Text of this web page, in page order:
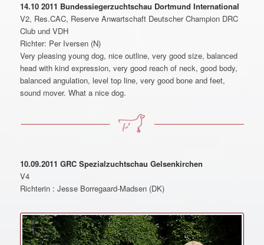
14.10 2011 Bundessiegerzuchtschau Dortmund International
V2, Res.CAC, Reserve Anwartschaft Deutscher Champion DRC
Club und VDH
Richter: Per Iversen (N)
Very pleasing young dog, nice outline, very good size, balanced
head with kind expression, very good reach of neck, good body,
balanced angulation, level top line, very good bone and feet,
sound mover. What a nice dog.
10.09.2011 GRC Spezialzuchtschau Gelsenkirchen
V4
Richterin : Jesse Borregaard-Madsen (DK)